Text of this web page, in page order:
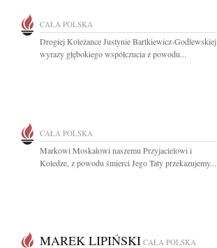
CAŁA POLSKA
Drogiej Koleżance Justynie Bartkiewicz-Godlewskiej
wyrazy głębokiego współczucia z powodu...
CAŁA POLSKA
Markowi Moskalowi naszemu Przyjacielowi i
Koledze, z powodu śmierci Jego Taty przekazujemy...
MAREK LIPIŃSKI CAŁA POLSKA